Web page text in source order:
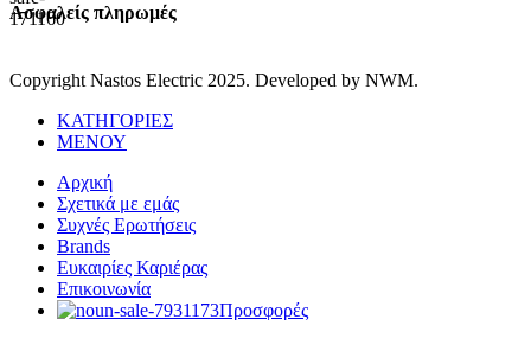
Ασφαλείς πληρωμές
Copyright Nastos Electric 2025. Developed by NWM.
ΚΑΤΗΓΟΡΙΕΣ
ΜΕΝΟΥ
Αρχική
Σχετικά με εμάς
Συχνές Ερωτήσεις
Brands
Ευκαιρίες Καριέρας
Επικοινωνία
Προσφορές